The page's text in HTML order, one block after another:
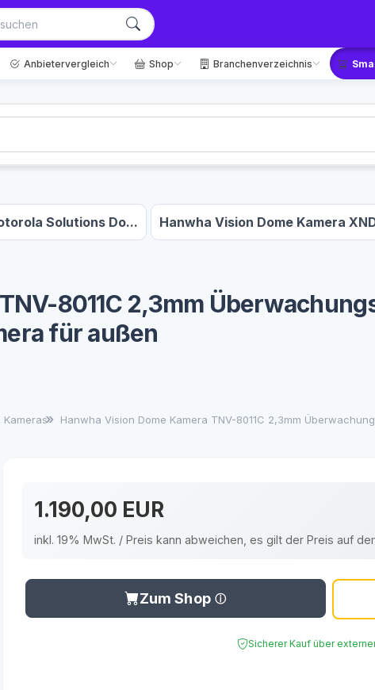
Anbietervergleich Shop Branchenverzeichnis
Solutions Do... Hanwha Vision Dome Kamera
8011C 2,3mm
für außen
Kameras Hanwha Vision Dome Kamera TNV-8011C 2,3mm
1.190,00 EUR
inkl. 19% MwSt. / Preis kann abweichen, es gilt der Preis auf
Zum Shop
Sicherer Kauf über